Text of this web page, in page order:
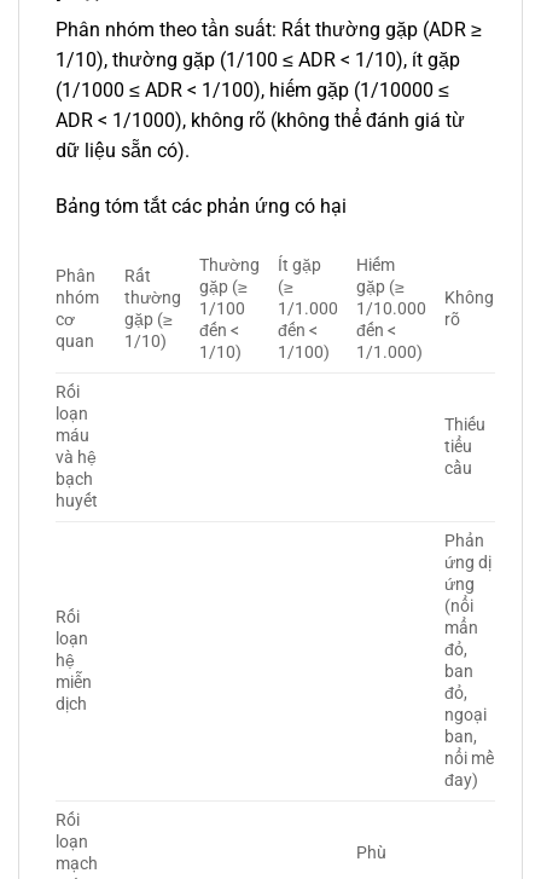
Phân nhóm theo tần suất: Rất thường gặp (ADR ≥
1/10), thường gặp (1/100 ≤ ADR < 1/10), ít gặp
(1/1000 ≤ ADR < 1/100), hiếm gặp (1/10000 ≤
ADR < 1/1000), không rõ (không thể đánh giá từ
dữ liệu sẵn có).
Bảng tóm tắt các phản ứng có hại
Phân
nhóm
cơ
quan
Rất
thường
gặp (≥
1/10)
Thường
gặp (≥
1/100
đến <
1/10)
Ít gặp
(≥
1/1.000
đến <
1/100)
Hiếm
gặp (≥
1/10.000
đến <
1/1.000)
Không
rõ
Rối
loạn
máu
và hệ
bạch
huyết
Thiếu
tiểu
cầu
Rối
loạn
hệ
miễn
dịch
Phản
ứng dị
ứng
(nổi
mẩn
đỏ,
ban
đỏ,
ngoại
ban,
nổi mề
đay)
Rối
loạn
mạch
Phù